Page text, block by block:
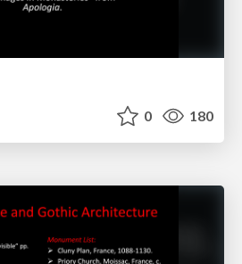
0 180